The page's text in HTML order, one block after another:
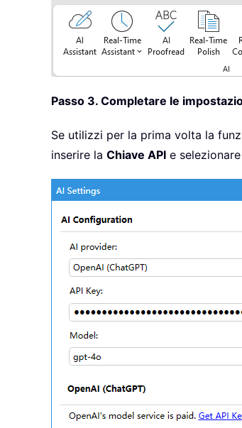
Passo 3. Completare le
Se utilizzi per la prima volta la
inserire la Chiave API e